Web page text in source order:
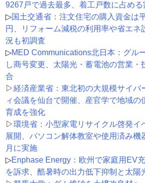
9267戸で過去最多、着工戸数に占める
▷国土交通省：注文住宅の購入資金は
円、リフォーム減税の利用率や省エネ
況も初調査
▷MED Communications北日本：グル
し商号変更、太陽光・蓄電池の営業・
合
▷経済産業省：東北初の大規模サイバ
ィ会議を仙台で開催、産官学で地域の
育成を強化
▷環境省：小型家電リサイクル啓発イ
展開、パソコン解体教室や使用済み機
月に実施
▷Enphase Energy：欧州で家庭用EV
を訴求、酷暑時の出力低下抑制と太陽